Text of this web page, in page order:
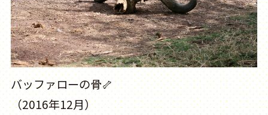
バッファローの骨🦴
（2016年12月）